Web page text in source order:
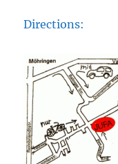
Directions: